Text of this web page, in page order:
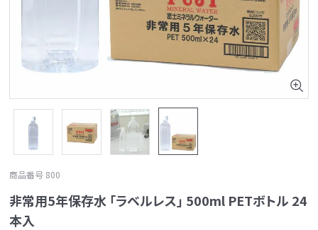
商品番号 800
非常用5年保存水 「ラベルレス」 500ml PETボトル 24
本入